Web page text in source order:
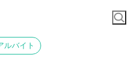
ルバイト